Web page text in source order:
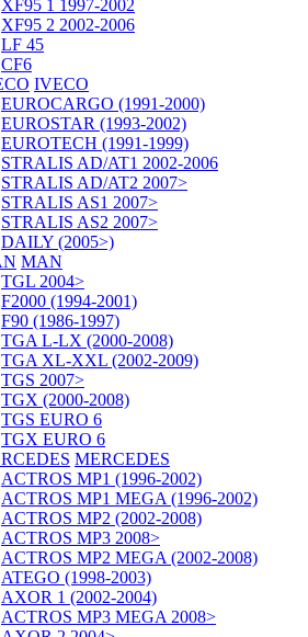
XF95 1 1997-2002
XF95 2 2002-2006
LF 45
CF6
IVECO
EUROCARGO (1991-2000)
EUROSTAR (1993-2002)
EUROTECH (1991-1999)
STRALIS AD/AT1 2002-2006
STRALIS AD/AT2 2007>
STRALIS AS1 2007>
STRALIS AS2 2007>
DAILY (2005>)
MAN
TGL 2004>
F2000 (1994-2001)
F90 (1986-1997)
TGA L-LX (2000-2008)
TGA XL-XXL (2002-2009)
TGS 2007>
TGX (2000-2008)
TGS EURO 6
TGX EURO 6
MERCEDES
ACTROS MP1 (1996-2002)
ACTROS MP1 MEGA (1996-2002)
ACTROS MP2 (2002-2008)
ACTROS MP3 2008>
ACTROS MP2 MEGA (2002-2008)
ATEGO (1998-2003)
AXOR 1 (2002-2004)
ACTROS MP3 MEGA 2008>